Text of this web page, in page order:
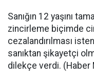
Sanığın 12 yaşını
zincirleme biçimde
cezalandırılması
sanıktan şikayetçi
dilekçe verdi. (Haber